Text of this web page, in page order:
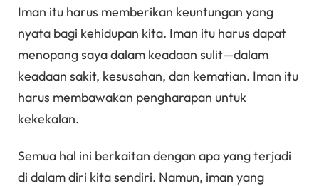
Iman itu harus memberikan keuntungan yang
nyata bagi kehidupan kita. Iman itu harus dapat
menopang saya dalam keadaan sulit—dalam
keadaan sakit, kesusahan, dan kematian. Iman itu
harus membawakan pengharapan untuk
kekekalan.
Semua hal ini berkaitan dengan apa yang terjadi
di dalam diri kita sendiri. Namun, iman yang